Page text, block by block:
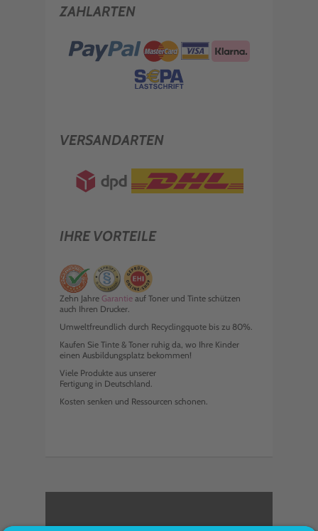
ZAHLARTEN
VERSANDARTEN
IHRE VORTEILE
Zehn Jahre Garantie auf Toner und Tinte schützen
auch Ihren Drucker.
Umweltfreundlich durch Recyclingquote bis zu 80%.
Kaufen Sie Tinte & Toner ruhig da, wo Ihre Kinder
einen Ausbildungsplatz bekommen!
Viele Produkte aus unserer
Fertigung in Deutschland.
Kosten senken und Ressourcen schonen.
<